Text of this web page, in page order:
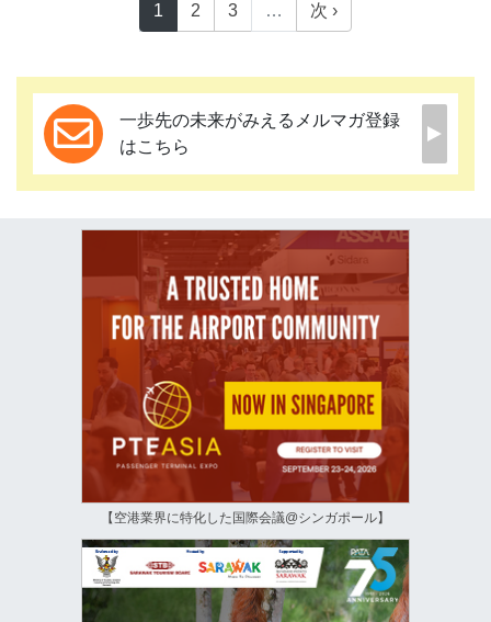
1 2 3 … 次 ›
一歩先の未来がみえるメルマガ登録
はこちら
【空港業界に特化した国際会議@シンガポール】